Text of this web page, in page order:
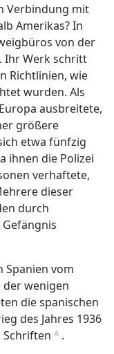
Verbindung mit
Amerikas? In
von der
. Ihr Werk schritt
Richtlinien, wie
wurden. Als
ausbreitete,
größere
etwa fünfzig
ihnen die Polizei
verhaftete,
dieser
durch
Spanien vom
der wenigen
die spanischen
des Jahres 1936
Schriften c .